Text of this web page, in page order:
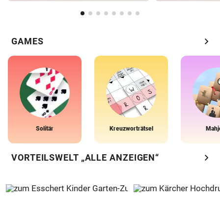
GAMES chevron_right
Solitär Kreuzworträtsel
VORTEILSWELT „ALLE ANZEIGEN“ chevron_right